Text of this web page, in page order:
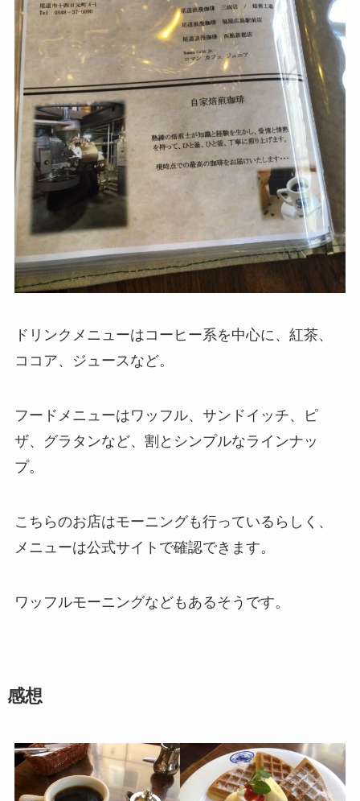
ドリンクメニューはコーヒー系を中心に、紅茶、
ココア、ジュースなど。
フードメニューはワッフル、サンドイッチ、ピ
ザ、グラタンなど、割とシンプルなラインナッ
プ。
こちらのお店はモーニングも行っているらしく、
メニューは公式サイトで確認できます。
ワッフルモーニングなどもあるそうです。
感想